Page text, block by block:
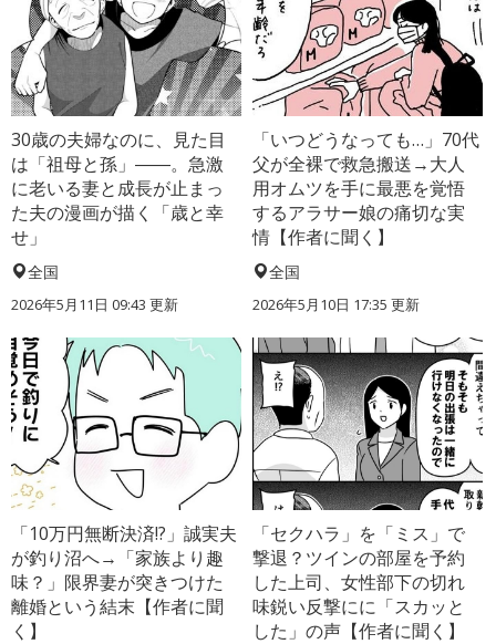
30歳の夫婦なのに、見た目
は「祖母と孫」――。急激
に老いる妻と成長が止まっ
た夫の漫画が描く「歳と幸
せ」
全国
2026年5月11日 09:43 更新
「いつどうなっても…」70代
父が全裸で救急搬送→大人
用オムツを手に最悪を覚悟
するアラサー娘の痛切な実
情【作者に聞く】
全国
2026年5月10日 17:35 更新
「10万円無断決済!?」誠実夫
が釣り沼へ→「家族より趣
味？」限界妻が突きつけた
離婚という結末【作者に聞
く】
「セクハラ」を「ミス」で
撃退？ツインの部屋を予約
した上司、女性部下の切れ
味鋭い反撃にに「スカッと
した」の声【作者に聞く】